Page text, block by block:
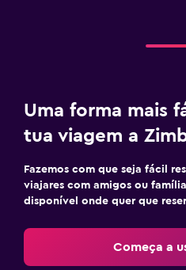
Uma forma mais
tua viagem a
Fazemos com que seja fácil
viajares com amigos ou
disponível onde quer que
Começa a